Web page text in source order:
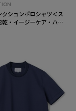
クションポロシャツ＜ス
乾・イージーケア・ハン
ル・UVカット・ 抗菌・